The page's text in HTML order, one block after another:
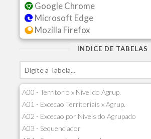
Google Chrome
Microsoft Edge
Mozilla Firefox
INDICE DE TABELAS
A00 - Territorio x Nivel do Agrup.
A01 - Excecao Territoriais x Agrup.
A02 - Excecao por Niveis do Agrupado
A03 - Sequenciador